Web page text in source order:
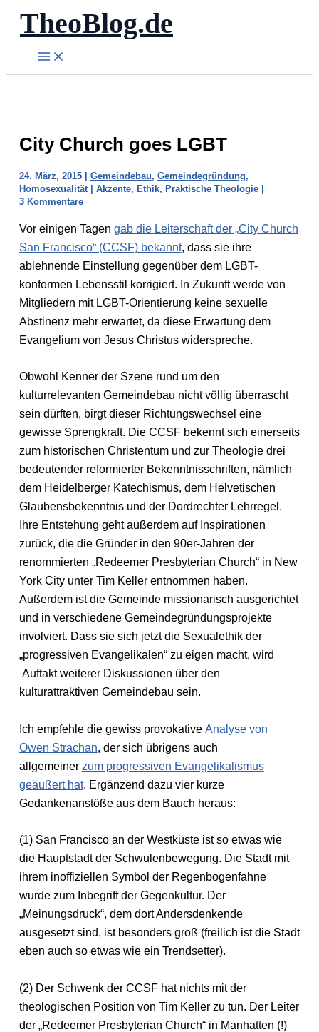
Zum
Inhalt
springen
TheoBlog.de
City Church goes LGBT
24. März, 2015 | Gemeindebau, Gemeindegründung,
Homosexualität| Akzente, Ethik, Praktische Theologie|
3 Kommentare
Vor einigen Tagen gab die Leiterschaft der „City Church
San Francisco“ (CCSF) bekannt, dass sie ihre
ablehnende Einstellung gegenüber dem LGBT-
konformen Lebensstil korrigiert. In Zukunft werde von
Mitgliedern mit LGBT-Orientierung keine sexuelle
Abstinenz mehr erwartet, da diese Erwartung dem
Evangelium von Jesus Christus widerspreche.
Obwohl Kenner der Szene rund um den
kulturrelevanten Gemeindebau nicht völlig überrascht
sein dürften, birgt dieser Richtungswechsel eine
gewisse Sprengkraft. Die CCSF bekennt sich einerseits
zum historischen Christentum und zur Theologie drei
bedeutender reformierter Bekenntnisschriften, nämlich
dem Heidelberger Katechismus, dem Helvetischen
Glaubensbekenntnis und der Dordrechter Lehrregel.
Ihre Entstehung geht außerdem auf Inspirationen
zurück, die die Gründer in den 90er-Jahren der
renommierten „Redeemer Presbyterian Church“ in New
York City unter Tim Keller entnommen haben.
Außerdem ist die Gemeinde missionarisch ausgerichtet
und in verschiedene Gemeindegründungsprojekte
involviert. Dass sie sich jetzt die Sexualethik der
„progressiven Evangelikalen“ zu eigen macht, wird
Auftakt weiterer Diskussionen über den
kulturattraktiven Gemeindebau sein.
Ich empfehle die gewiss provokative Analyse von
Owen Strachan, der sich übrigens auch
allgemeiner zum progressiven Evangelikalismus
geäußert hat. Ergänzend dazu vier kurze
Gedankenanstöße aus dem Bauch heraus:
(1) San Francisco an der Westküste ist so etwas wie
die Hauptstadt der Schwulenbewegung. Die Stadt mit
ihrem inoffiziellen Symbol der Regenbogenfahne
wurde zum Inbegriff der Gegenkultur. Der
„Meinungsdruck“, dem dort Andersdenkende
ausgesetzt sind, ist besonders groß (freilich ist die Stadt
eben auch so etwas wie ein Trendsetter).
(2) Der Schwenk der CCSF hat nichts mit der
theologischen Position von Tim Keller zu tun. Der Leiter
der „Redeemer Presbyterian Church“ in Manhatten (!)